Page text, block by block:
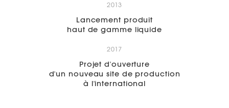
2013
Lancement produit
haut de gamme liquide
2017
Projet d'ouverture
d'un nouveau site de production
à l'international